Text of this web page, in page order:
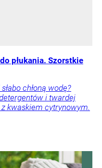
płukania. Szorstkie
chłoną wodę?
i twardej
kwaskiem cytrynowym.